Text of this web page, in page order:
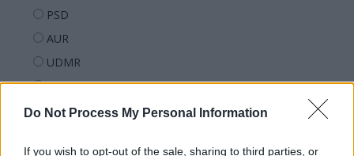
Do Not Process My Personal Information
If you wish to opt-out of the sale, sharing to third parties, or
PSD
AUR
UDMR
PMP (Tomac)
Forța Dreptei (L. Orban)